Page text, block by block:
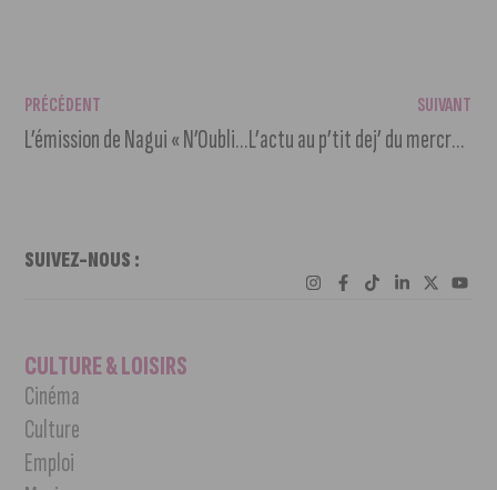
PRÉCÉDENT
L’émission de Nagui « N’Oubliez Pas Les Paroles ! » recherche des candidats en Côte d’Or
SUIVANT
L’actu au p’tit dej’ du mercredi 17 mars 2021
SUIVEZ-NOUS :
CULTURE & LOISIRS
Cinéma
Culture
Emploi